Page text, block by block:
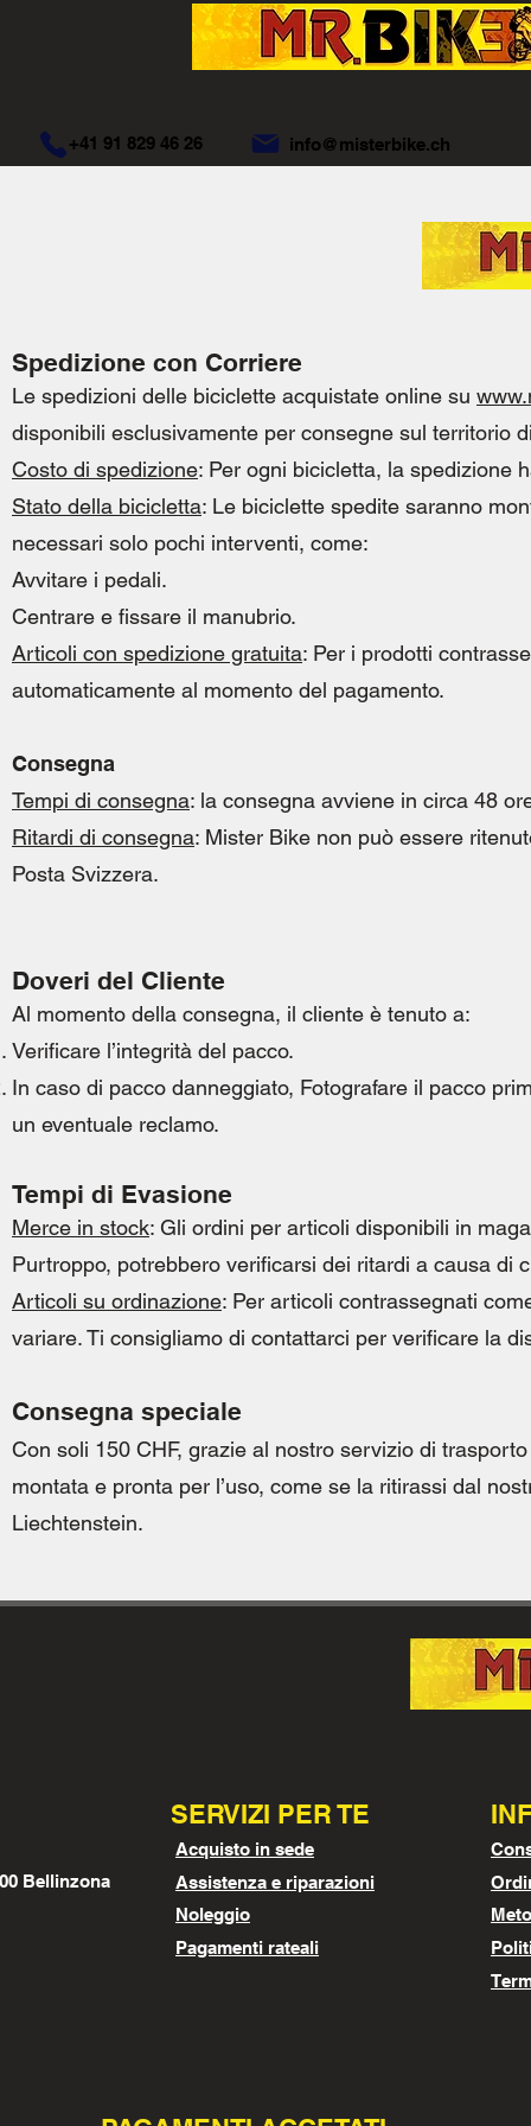
+41 91 829 46 26 info@misterbike.ch
Spedizione con Corriere
Le spedizioni delle biciclette acquistate online su
disponibili esclusivamente per consegne sul territorio
Costo di spedizione: Per ogni bicicletta, la spedizione
Stato della bicicletta: Le biciclette spedite saranno
necessari solo pochi interventi, come:
Avvitare i pedali.
Centrare e fissare il manubrio.
Articoli con spedizione gratuita: Per i prodotti
automaticamente al momento del pagamento.
Consegna
Tempi di consegna: la consegna avviene in circa 48
Ritardi di consegna: Mister Bike non può essere
Posta Svizzera.
Doveri del Cliente
Al momento della consegna, il cliente è tenuto a:
Verificare l’integrità del pacco.
In caso di pacco danneggiato, Fotografare il pacco
un eventuale reclamo.
Tempi di Evasione
Merce in stock: Gli ordini per articoli disponibili in
Purtroppo, potrebbero verificarsi dei ritardi a causa di
Articoli su ordinazione: Per articoli contrassegnati
variare. Ti consigliamo di contattarci per verificare la
Consegna speciale
Con soli 150 CHF, grazie al nostro servizio di
montata e pronta per l’uso, come se la ritirassi dal
Liechtenstein.
SERVIZI PER TE
Bellinzona
Acquisto in sede
Assistenza e riparazioni
Noleggio
Pagamenti rateali